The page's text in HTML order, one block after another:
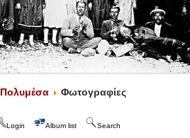
Πολυμέσα Φωτογραφίες
Login Album list Search